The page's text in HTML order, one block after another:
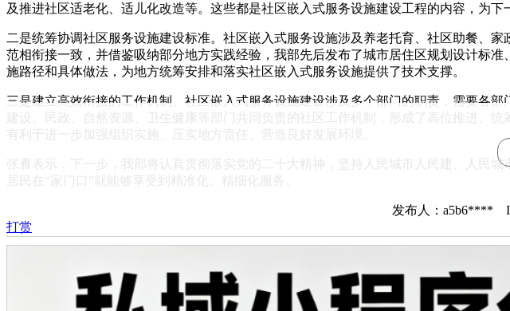
及推进社区适老化、适儿化改造等。这些都是社区嵌入式服务设施建设工程的内容，为下
二是统筹协调社区服务设施建设标准。社区嵌入式服务设施涉及养老托育、社区助餐、
范相衔接一致，并借鉴吸纳部分地方实践经验，我部先后发布了城市居住区规划设计标
施路径和具体做法，为地方统筹安排和落实社区嵌入式服务设施提供了技术支撑。
三是建立高效衔接的工作机制。社区嵌入式服务设施建设涉及多个部门的职责，需要各
建设、民政、自然资源、卫生健康等部门共同负责的社区工作机制，形成了高位推进、
有利于进一步加强组织实施、压实地方责任、营造良好发展环境。
张雁表示，下一步，我部将认真贯彻落实党的二十大精神，坚持人民城市人民建、人民
居民在“家门口”就能够享受到精准化、精细化服务。
发布人：a5b6****
打赏